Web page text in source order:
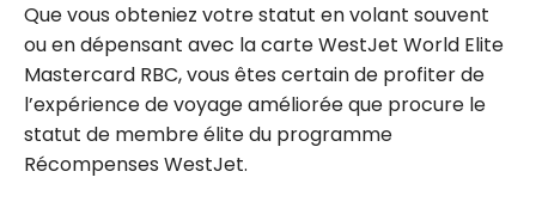
Que vous obteniez votre statut en volant souvent
ou en dépensant avec la carte WestJet World Elite
Mastercard RBC, vous êtes certain de profiter de
l’expérience de voyage améliorée que procure le
statut de membre élite du programme
Récompenses WestJet.